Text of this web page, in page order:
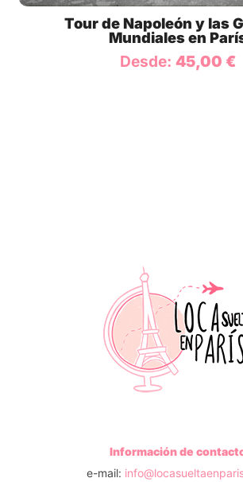
Tour de Napoleón y las
Mundiales en
Desde: 45,00 €
Información de
e-mail: